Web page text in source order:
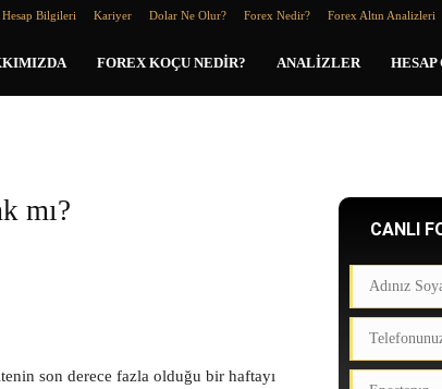
Hesap Bilgileri Kariyer Dolar Ne Olur? Forex Nedir? Forex Altın Analizleri
FOREX KOÇU NEDIR? ANALIZLER
mı?
son derece fazla olduğu bir haftayı
CANLI